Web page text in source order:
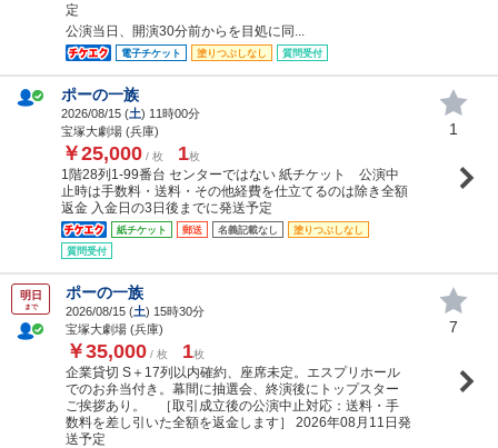
定
公演当日、開演30分前からを目処に同...
電子チケット 塗りつぶしなし 質問受付
ポーの一族
2026/08/15 (土) 11時00分
宝塚大劇場 (兵庫)
￥25,000 / 枚 1枚
1階28列1-99番台 センターではない 紙チケット 公演中
止時は手数料・送料・その他経費を仕立てるのは除き全額
返金 入金日の3日後までに発送予定
紙チケット 郵送 名義記載なし
塗りつぶしなし
質問受付
1
明日
まで
ポーの一族
2026/08/15 (土) 15時30分
宝塚大劇場 (兵庫)
￥35,000 / 枚 1枚
企業貸切 S＋17列以内確約、座席未定。エスプリホール
でのお弁当付き。幕間に抽選会、終演後にトップスター
ご挨拶あり。 ［取引成立後の公演中止対応：送料・手
数料を差し引いた全額を返金します］ 2026年08月11日発
送予定
7